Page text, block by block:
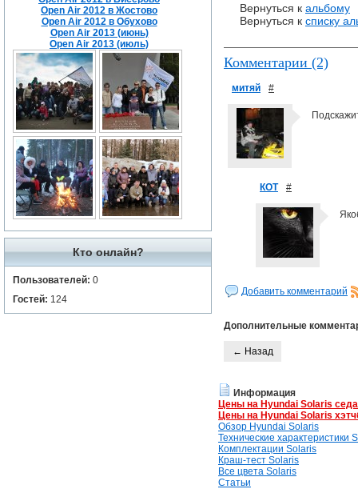
Open Air 2012 в Жостово
Open Air 2012 в Обухово
Open Air 2013 (июнь)
Open Air 2013 (июль)
Кто онлайн?
Пользователей: 0
Гостей: 124
Вернуться к альбому
Вернуться к списку
Комментарии (2)
митяй #
КОТ #
Добавить комментарий
Дополнительные
← Назад
Информация
Цены на Hyundai Solaris
Цены на Hyundai Solaris
Обзор Hyundai Solaris
Технические характеристики
Комплектации Solaris
Краш-тест Solaris
Все цвета Solaris
Статьи